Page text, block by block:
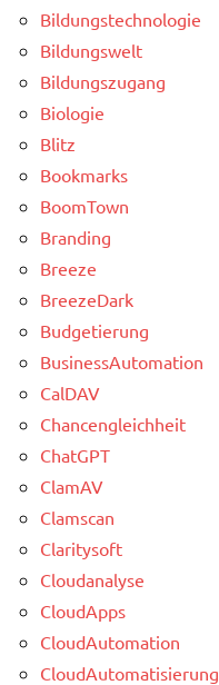
Bildungstechnologie
Bildungswelt
Bildungszugang
Biologie
Blitz
Bookmarks
BoomTown
Branding
Breeze
BreezeDark
Budgetierung
BusinessAutomation
CalDAV
Chancengleichheit
ChatGPT
ClamAV
Clamscan
Claritysoft
Cloudanalyse
CloudApps
CloudAutomation
CloudAutomatisierung